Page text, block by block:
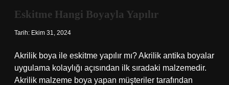
Eskitme Hangi Boyayla Yapılır
Tarih: Ekim 31, 2024
Akrilik boya ile eskitme yapılır mı? Akrilik antika boyalar
uygulama kolaylığı açısından ilk sıradaki malzemedir.
Akrilik malzeme boya yapan müşteriler tarafından